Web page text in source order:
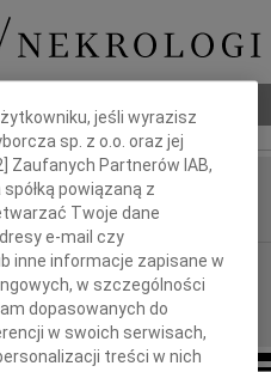
jeśli wyrazisz
sp. z o.o. oraz jej
] Zaufanych Partnerów IAB,
powiązaną z
Twoje dane
e-mail czy
inne informacje zapisane w
w szczególności
dopasowanych do
w swoich serwisach,
treści w nich